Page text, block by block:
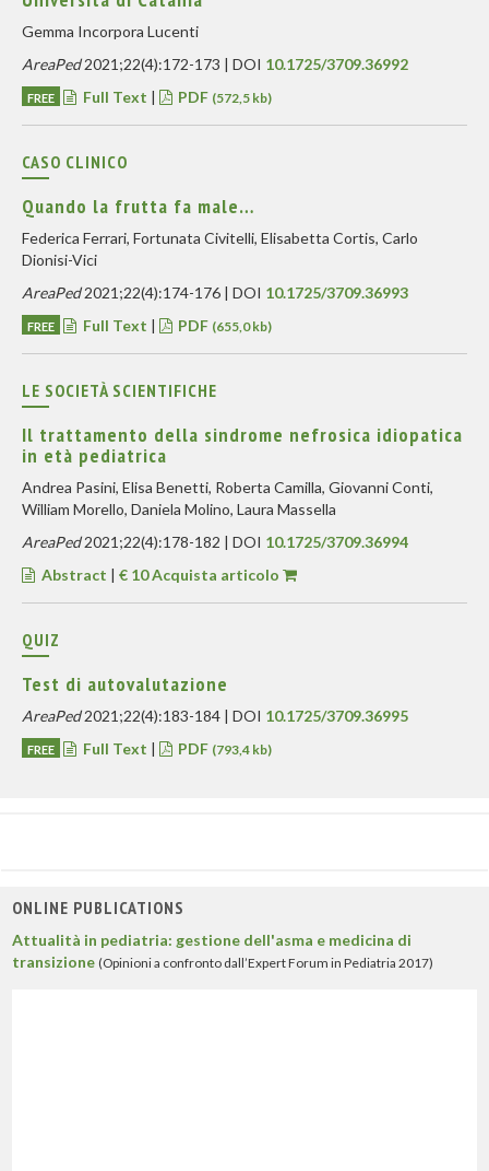
Gemma Incorpora Lucenti
AreaPed2021;22(4):172-173 | DOI 10.1725/3709.36992
FREE Full Text | PDF (572,5 kb)
CASO CLINICO
Quando la frutta fa male…
Federica Ferrari, Fortunata Civitelli, Elisabetta Cortis, Carlo
Dionisi-Vici
AreaPed2021;22(4):174-176 | DOI 10.1725/3709.36993
FREE Full Text | PDF (655,0 kb)
LE SOCIETÀ SCIENTIFICHE
Il trattamento della sindrome nefrosica idiopatica
in età pediatrica
Andrea Pasini, Elisa Benetti, Roberta Camilla, Giovanni Conti,
William Morello, Daniela Molino, Laura Massella
AreaPed2021;22(4):178-182 | DOI 10.1725/3709.36994
Abstract | € 10 Acquista articolo
QUIZ
Test di autovalutazione
AreaPed2021;22(4):183-184 | DOI 10.1725/3709.36995
FREE Full Text | PDF (793,4 kb)
ONLINE PUBLICATIONS
Attualità in pediatria: gestione dell'asma e medicina di
transizione (Opinioni a confronto dall’Expert Forum in Pediatria 2017)